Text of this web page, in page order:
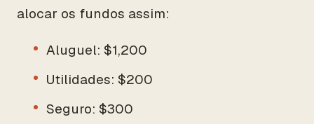
alocar os fundos assim:
Aluguel: $1,200
Utilidades: $200
Seguro: $300